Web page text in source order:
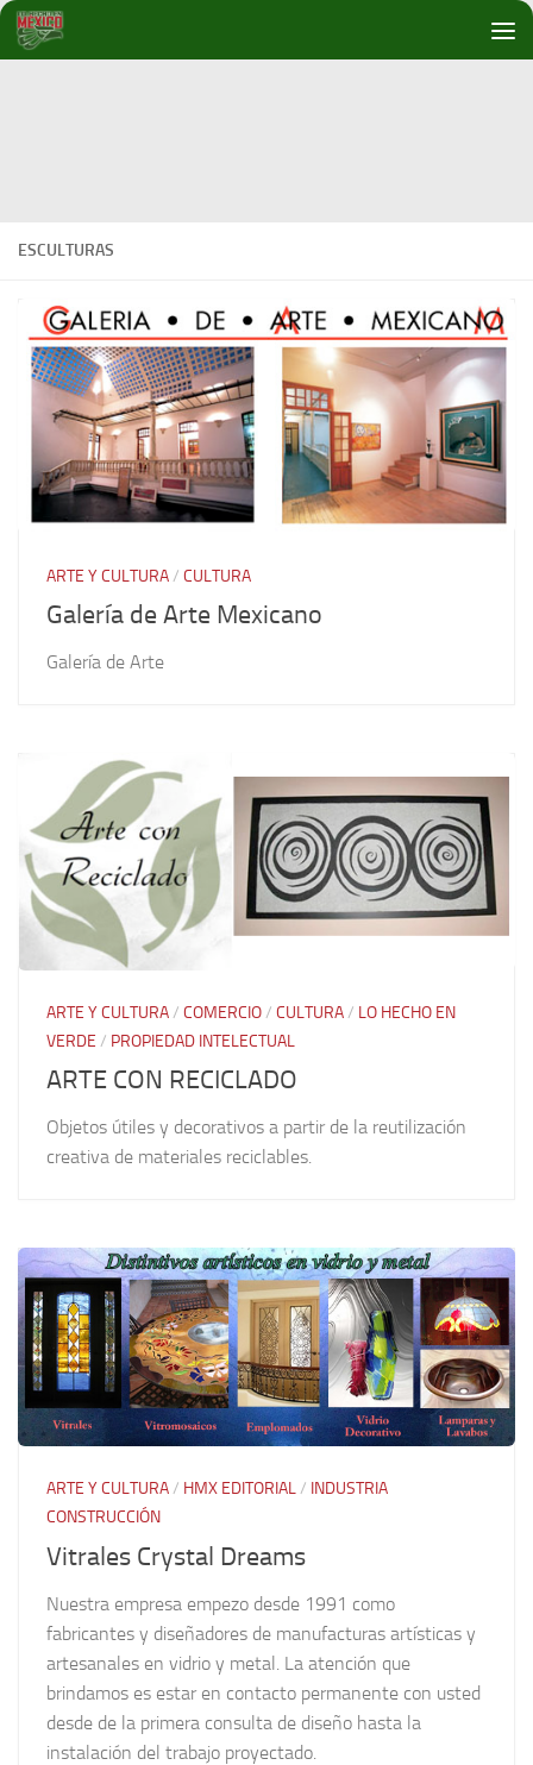
Debajo del contenido
ESCULTURAS
ARTE Y CULTURA/ CULTURA
Galería de Arte Mexicano
Galería de Arte
ARTE Y CULTURA/ COMERCIO/ CULTURA/ LO HECHO EN
VERDE / PROPIEDAD INTELECTUAL
ARTE CON RECICLADO
Objetos útiles y decorativos a partir de la reutilización
creativa de materiales reciclables.
ARTE Y CULTURA/ HMX EDITORIAL/ INDUSTRIA
CONSTRUCCIÓN
Vitrales Crystal Dreams
Nuestra empresa empezo desde 1991 como
fabricantes y diseñadores de manufacturas artísticas y
artesanales en vidrio y metal. La atención que
brindamos es estar en contacto permanente con usted
desde de la primera consulta de diseño hasta la
instalación del trabajo proyectado.